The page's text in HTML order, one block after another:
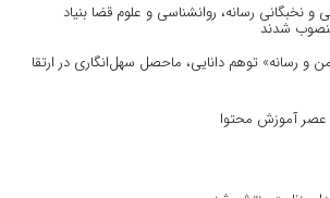
و نخبگانی رسانه، روانشناسی و علوم قضا بنیاد
شدند
و رسانه» توهم دانایی، ماحصل سهل‌انگاری در ارتقا
عصر آموزش محتوا